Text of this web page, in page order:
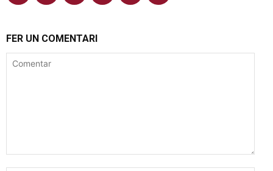
FER UN COMENTARI